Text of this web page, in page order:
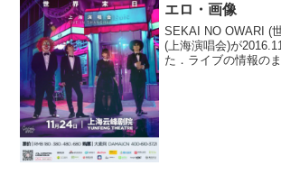
エロ・画像
SEKAI NO OWARI (
(上海演唱会)が
た．ライブの情報の